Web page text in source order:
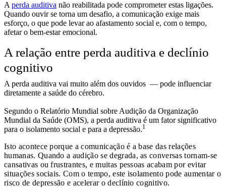
A perda auditiva não reabilitada pode comprometer estas ligações.
Quando ouvir se torna um desafio, a comunicação exige mais
esforço, o que pode levar ao afastamento social e, com o tempo,
afetar o bem-estar emocional.
A relação entre perda auditiva e declínio
cognitivo
A perda auditiva vai muito além dos ouvidos — pode influenciar
diretamente a saúde do cérebro.
Segundo o Relatório Mundial sobre Audição da Organização
Mundial da Saúde (OMS), a perda auditiva é um fator significativo
para o isolamento social e para a depressão.1
Isto acontece porque a comunicação é a base das relações
humanas. Quando a audição se degrada, as conversas tornam-se
cansativas ou frustrantes, e muitas pessoas acabam por evitar
situações sociais. Com o tempo, este isolamento pode aumentar o
risco de depressão e acelerar o declínio cognitivo.